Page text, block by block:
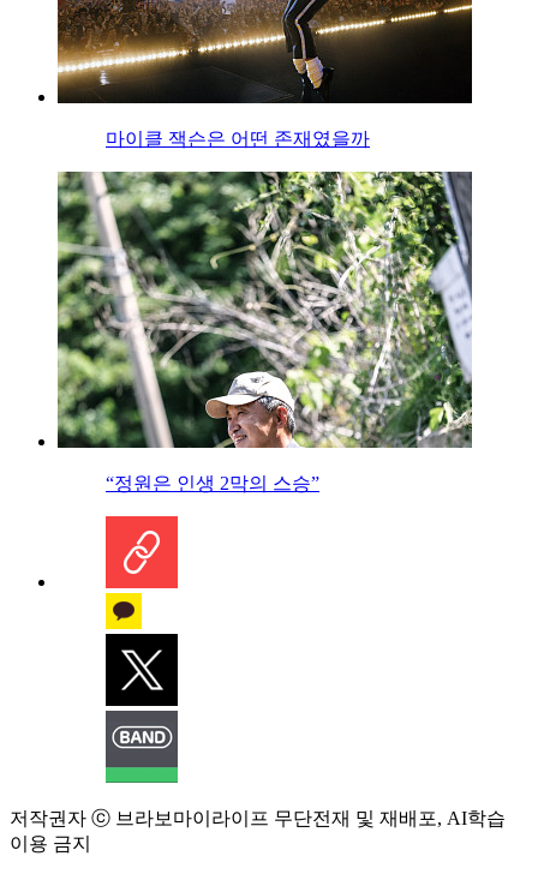
마이클 잭슨은 어떤 존재였을까
“정원은 인생 2막의 스승”
저작권자 ⓒ 브라보마이라이프 무단전재 및 재배포, AI학습
이용 금지